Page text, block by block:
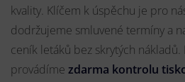
kvality. Klíčem k úspěchu je pro
dodržujeme smluvené termíny a
ceník letáků bez skrytých
provádíme zdarma kontrolu